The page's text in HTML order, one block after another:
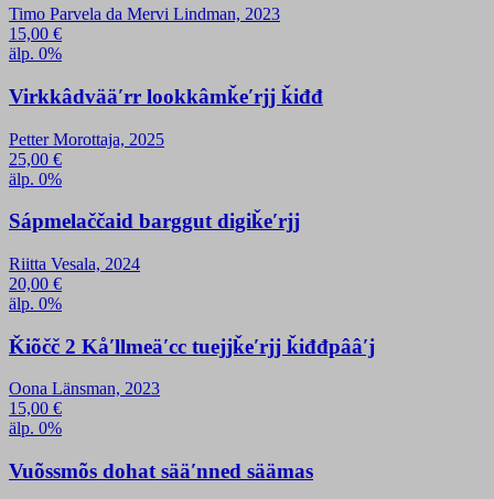
Timo Parvela da Mervi Lindman, 2023
15,00 €
älp. 0%
Virkkâdvääʹrr lookkâmǩeʹrjj ǩiđđ
Petter Morottaja, 2025
25,00 €
älp. 0%
Sápmelaččaid barggut digiǩeʹrjj
Riitta Vesala, 2024
20,00 €
älp. 0%
Ǩiõčč 2 Kåʹllmeäʹcc tuejjǩeʹrjj ǩiđđpââʹj
Oona Länsman, 2023
15,00 €
älp. 0%
Vuõssmõs dohat sääʹnned säämas